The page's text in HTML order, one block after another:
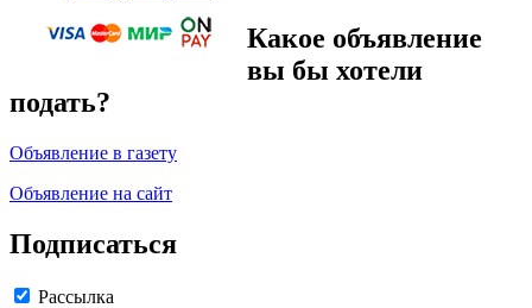
Какое объявление
вы бы хотели
подать?
Объявление в газету
Объявление на сайт
Подписаться
Рассылка